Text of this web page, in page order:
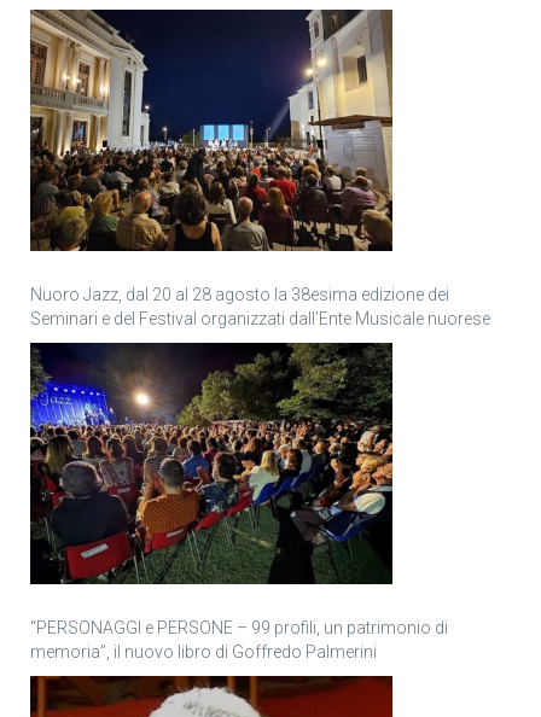
Nuoro Jazz, dal 20 al 28 agosto la 38esima edizione dei
Seminari e del Festival organizzati dall’Ente Musicale nuorese
“PERSONAGGI e PERSONE – 99 profili, un patrimonio di
memoria”, il nuovo libro di Goffredo Palmerini